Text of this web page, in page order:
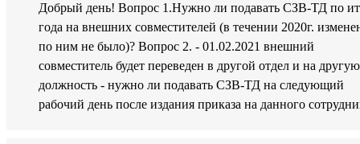
Добрый день! Вопрос 1.Нужно ли подавать СЗВ-ТД по
года на внешних совместителей (в течении 2020г.
по ним не было)? Вопрос 2. - 01.02.2021 внешний
совместитель будет переведен в другой отдел и на другую
должность - нужно ли подавать СЗВ-ТД на следующий
рабочий день после издания приказа на данного